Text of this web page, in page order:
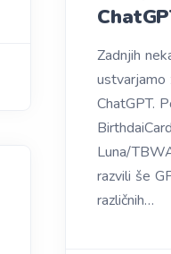
Zadnjih
ustvarjamo
ChatGPT.
Luna/
razvili še
različnih…